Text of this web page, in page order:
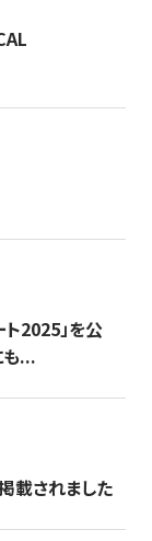
2025」を公
も...
載されました